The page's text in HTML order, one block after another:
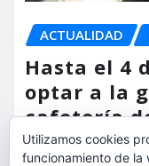
ACTUALIDAD
Hasta el 4
optar a la
cafetería
Anabel
Utilizamos cookies
funcionamiento de la